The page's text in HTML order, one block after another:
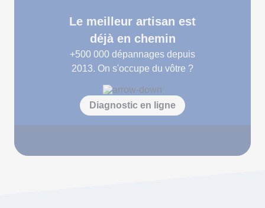
Le meilleur artisan est
déjà en chemin
+500 000 dépannages depuis
2013. On s'occupe du vôtre ?
Diagnostic en ligne